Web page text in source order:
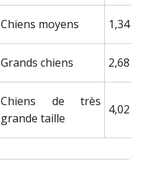
Chiens moyens 1,34
Grands chiens 2,68
Chiens de très
grande taille
4,02